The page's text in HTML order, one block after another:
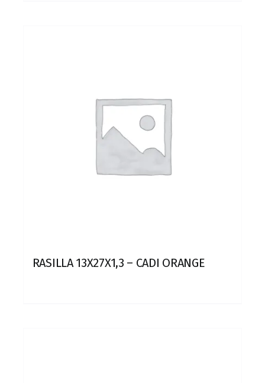
RASILLA 13X27X1,3 – CADI ORANGE